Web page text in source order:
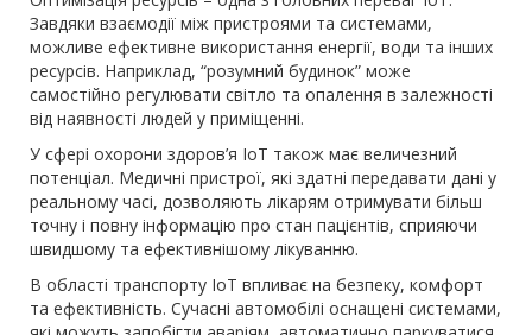
Завдяки взаємодії між пристроями та системами,
можливе ефективне використання енергії, води та інших
ресурсів. Наприклад, “розумний будинок” може
самостійно регулювати світло та опалення в залежності
від наявності людей у приміщенні.
У сфері охорони здоров’я IoT також має величезний
потенціал. Медичні пристрої, які здатні передавати дані у
реальному часі, дозволяють лікарям отримувати більш
точну і повну інформацію про стан пацієнтів, сприяючи
швидшому та ефективнішому лікуванню.
В області транспорту IoT впливає на безпеку, комфорт
та ефективність. Сучасні автомобілі оснащені системами,